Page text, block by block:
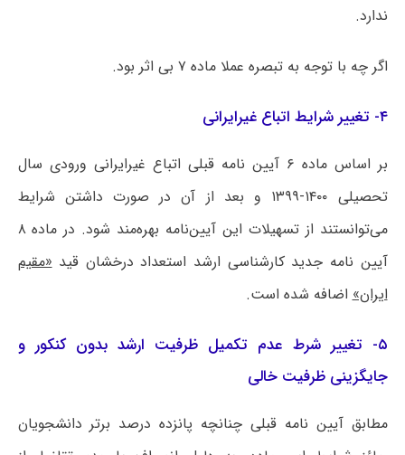
ندارد.
اگر چه با توجه به تبصره عملا ماده ۷ بی اثر بود.
۴- تغییر شرایط اتباع غیرایرانی
بر اساس ماده ۶ آیین نامه قبلی اتباع غیرایرانی ورودی سال
تحصیلی ۱۴۰۰-۱۳۹۹ و بعد از آن در صورت داشتن شرایط
می‌توانستند از تسهیلات این آیین‌نامه بهره‌مند شود. در ماده ۸
آیین نامه جدید کارشناسی ارشد استعداد درخشان قید«مقیم
ایران»اضافه شده است.
۵- تغییر شرط عدم تکمیل ظرفیت ارشد بدون کنکور و
جایگزینی ظرفیت خالی
مطابق آیین نامه قبلی چنانچه پانزده درصد برتر دانشجویان